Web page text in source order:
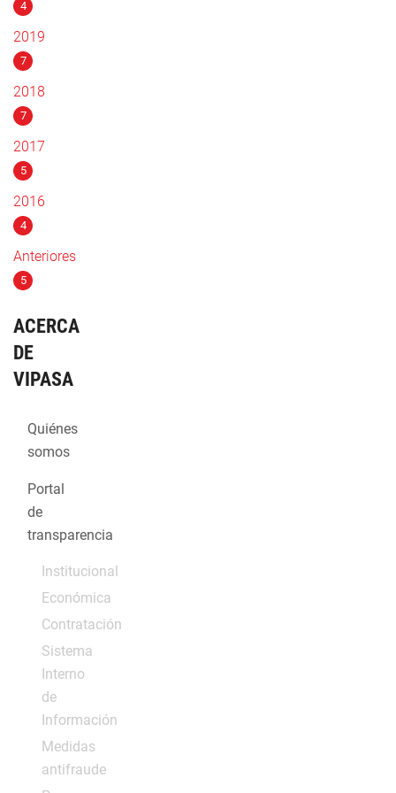
4
2019
7
2018
7
2017
5
2016
4
Anteriores
5
ACERCA
DE
VIPASA
Quiénes
somos
Portal
de
transparencia
Institucional
Económica
Contratación
Sistema
Interno
de
Información
Medidas
antifraude